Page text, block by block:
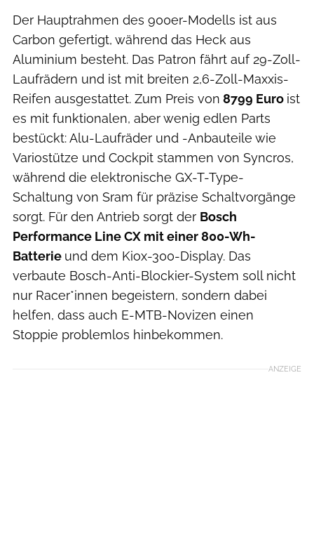
Der Hauptrahmen des 900er-Modells ist aus
Carbon gefertigt, während das Heck aus
Aluminium besteht. Das Patron fährt auf 29-Zoll-
Laufrädern und ist mit breiten 2,6-Zoll-Maxxis-
Reifen ausgestattet. Zum Preis von 8799 Euro ist
es mit funktionalen, aber wenig edlen Parts
bestückt: Alu-Laufräder und -Anbauteile wie
Variostütze und Cockpit stammen von Syncros,
während die elektronische GX-T-Type-
Schaltung von Sram für präzise Schaltvorgänge
sorgt. Für den Antrieb sorgt der Bosch
Performance Line CX mit einer 800-Wh-
Batterie und dem Kiox-300-Display. Das
verbaute Bosch-Anti-Blockier-System soll nicht
nur Racer*innen begeistern, sondern dabei
helfen, dass auch E-MTB-Novizen einen
Stoppie problemlos hinbekommen.
ANZEIGE